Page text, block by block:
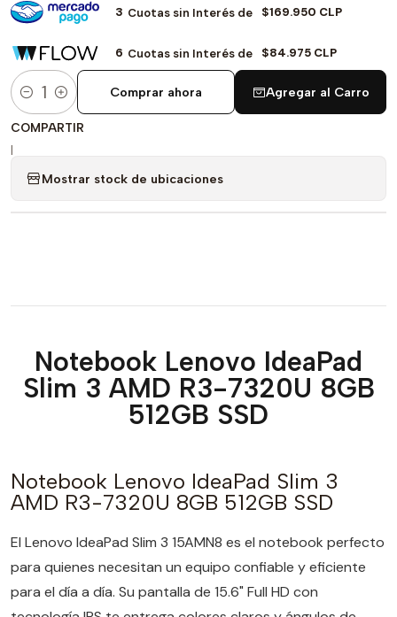
3 Cuotas sin Interés de $169.950 CLP
6 Cuotas sin Interés de $84.975 CLP
Cantidad
Agregar al Carro
Comprar ahora
COMPARTIR
|
Mostrar stock de ubicaciones
Notebook Lenovo IdeaPad
Slim 3 AMD R3-7320U 8GB
512GB SSD
Notebook Lenovo IdeaPad Slim 3
AMD R3-7320U 8GB 512GB SSD
El Lenovo IdeaPad Slim 3 15AMN8 es el notebook perfecto
para quienes necesitan un equipo confiable y eficiente
para el día a día. Su pantalla de 15.6" Full HD con